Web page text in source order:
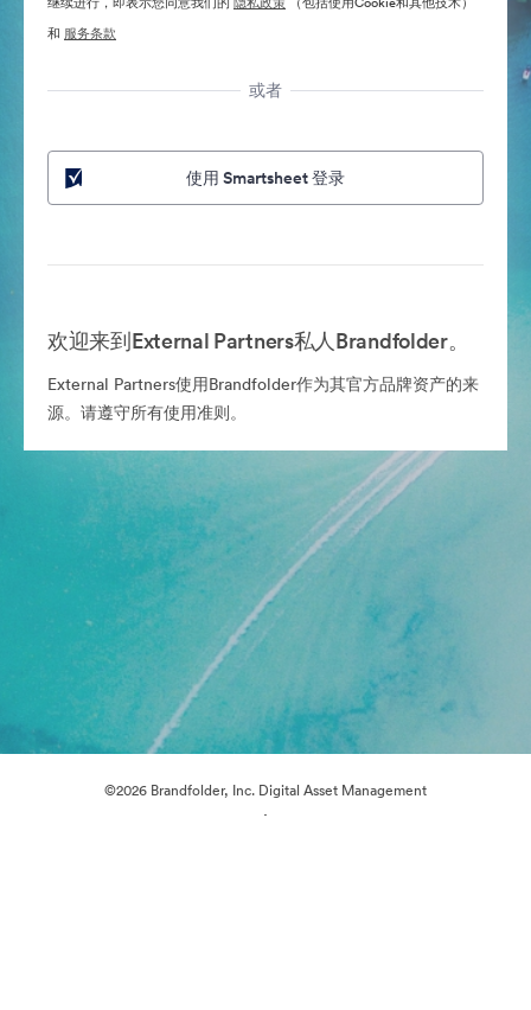
和 服务条款
或者
使用 Smartsheet 登录
欢迎来到External Partners私人Brandfolder。
External Partners使用Brandfolder作为其官方品牌资产的来
源。请遵守所有使用准则。
©2026 Brandfolder, Inc. Digital Asset Management
·